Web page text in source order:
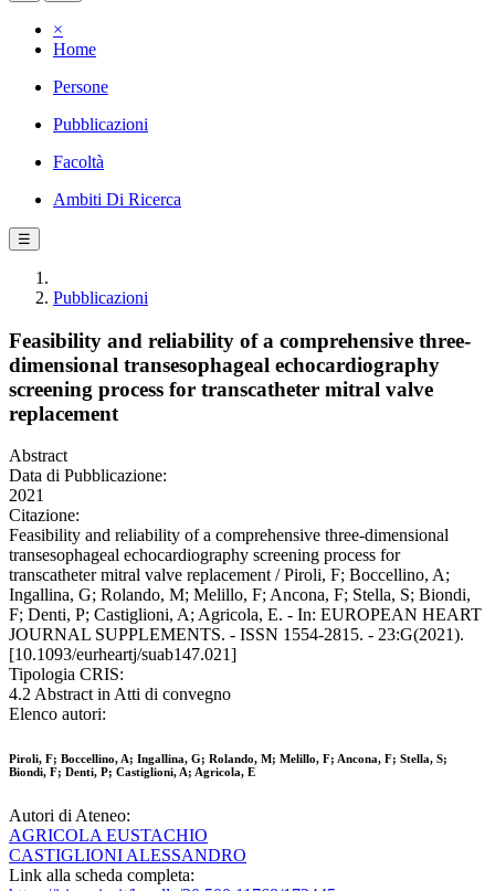
×
Home
Persone
Pubblicazioni
Facoltà
Ambiti Di Ricerca
☰
Pubblicazioni
Feasibility and reliability of a comprehensive three-
dimensional transesophageal echocardiography
screening process for transcatheter mitral valve
replacement
Abstract
Data di Pubblicazione:
2021
Citazione:
Feasibility and reliability of a comprehensive three-dimensional
transesophageal echocardiography screening process for
transcatheter mitral valve replacement / Piroli, F; Boccellino, A;
Ingallina, G; Rolando, M; Melillo, F; Ancona, F; Stella, S; Biondi,
F; Denti, P; Castiglioni, A; Agricola, E. - In: EUROPEAN HEART
JOURNAL SUPPLEMENTS. - ISSN 1554-2815. - 23:G(2021).
[10.1093/eurheartj/suab147.021]
Tipologia CRIS:
4.2 Abstract in Atti di convegno
Elenco autori:
Piroli, F; Boccellino, A; Ingallina, G; Rolando, M; Melillo, F; Ancona, F; Stella, S;
Biondi, F; Denti, P; Castiglioni, A; Agricola, E
Autori di Ateneo:
AGRICOLA EUSTACHIO
CASTIGLIONI ALESSANDRO
Link alla scheda completa: